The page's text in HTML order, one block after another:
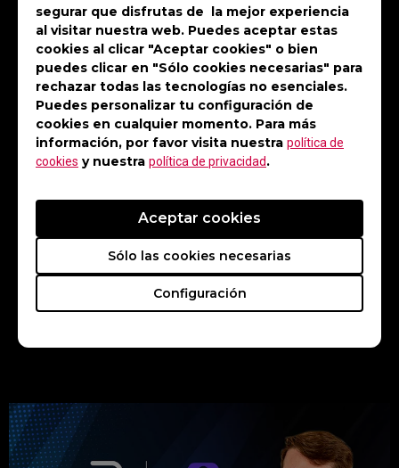
segurar que disfrutas de la mejor experiencia
al visitar nuestra web. Puedes aceptar estas
cookies al clicar "Aceptar cookies" o bien
puedes clicar en "Sólo cookies necesarias" para
rechazar todas las tecnologías no esenciales.
Puedes personalizar tu configuración de
cookies en cualquier momento. Para más
información, por favor visita nuestra política de
cookies y nuestra política de privacidad.
Configuración
Sólo las cookies necesarias
Aceptar cookies
Valorant. Jugando el papel principal
de Duelista en Acend, ALIVE es
constantemente la punta de lanza que
abre brechas a través de las líneas
enemigas.
de su rol durante los últimos dos años
en la Valorant Challengers League en
estadísticas como daño promedio por
ronda, KDA, primeras eliminaciones y
clasificación general.